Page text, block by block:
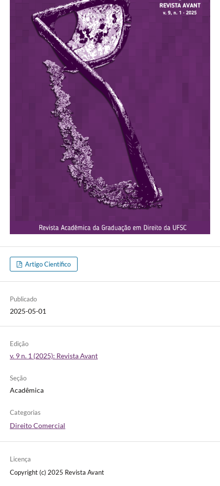
Artigo Científico
Publicado
2025-05-01
Edição
v. 9 n. 1 (2025): Revista Avant
Seção
Acadêmica
Categorias
Direito Comercial
Licença
Copyright (c) 2025 Revista Avant